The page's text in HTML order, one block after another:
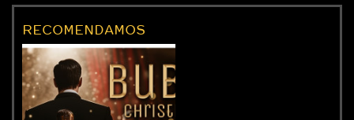
RECOMENDAMOS